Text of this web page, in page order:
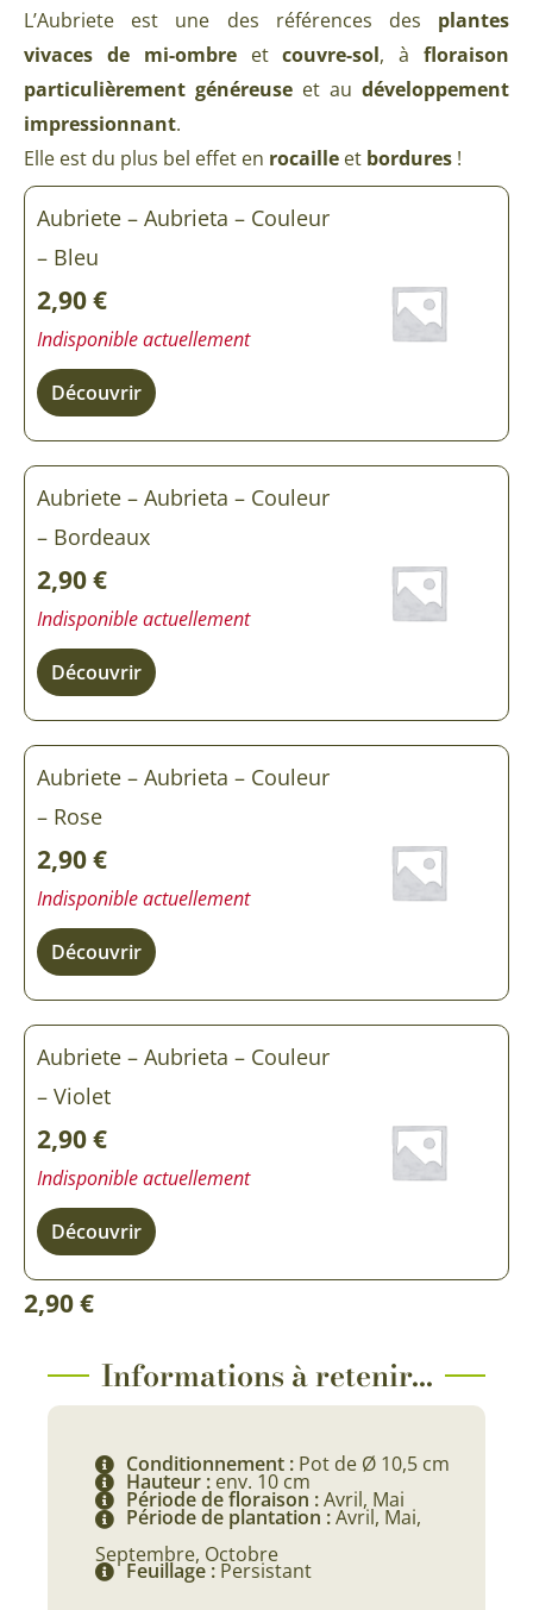
L’Aubriete est une des références des plantes
vivaces de mi-ombreetcouvre-sol, àfloraison
particulièrement généreuse et au développement
impressionnant.
Elle est du plus bel effet en rocaille et bordures !
Aubriete – Aubrieta – Couleur
– Bleu
2,90€
Indisponible actuellement
Découvrir
Aubriete – Aubrieta – Couleur
– Bordeaux
2,90€
Indisponible actuellement
Découvrir
Aubriete – Aubrieta – Couleur
– Rose
2,90€
Indisponible actuellement
Découvrir
Aubriete – Aubrieta – Couleur
– Violet
2,90€
Indisponible actuellement
Découvrir
2,90€
Informations à retenir...
Conditionnement : Pot de Ø 10,5 cm
Hauteur : env. 10 cm
Période de floraison :Avril, Mai
Période de plantation :Avril, Mai,
Septembre, Octobre
Feuillage : Persistant